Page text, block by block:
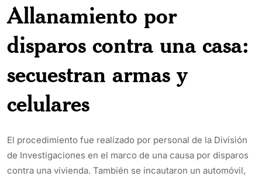
Allanamiento por
disparos contra una casa:
secuestran armas y
celulares
El procedimiento fue realizado por personal de la División
de Investigaciones en el marco de una causa por disparos
contra una vivienda. También se incautaron un automóvil,